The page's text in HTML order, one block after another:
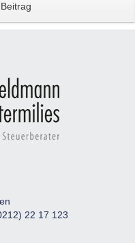
22 17 123